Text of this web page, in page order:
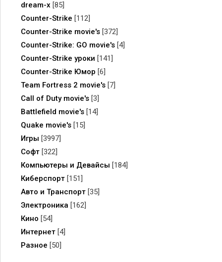
dream-x [85]
Counter-Strike [112]
Counter-Strike movie's [372]
Counter-Strike: GO movie's [4]
Counter-Strike уроки [141]
Counter-Strike Юмор [6]
Team Fortress 2 movie's [7]
Call of Duty movie's [3]
Battlefield movie's [14]
Quake movie's [15]
Игры [3997]
Софт [322]
Компьютеры и Девайсы [184]
Киберспорт [151]
Авто и Транспорт [35]
Электроника [162]
Кино [54]
Интернет [4]
Разное [50]